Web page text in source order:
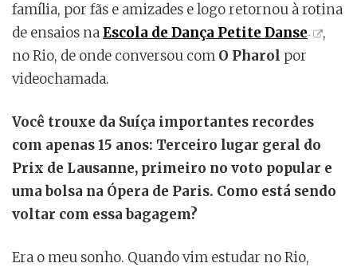
família, por fãs e amizades e logo retornou à rotina
de ensaios naEscola de Dança Petite Danse
,
no Rio, de onde conversou com O Pharol por
videochamada.
Você trouxe da Suíça importantes recordes
com apenas 15 anos: Terceiro lugar geral do
Prix de Lausanne, primeiro no voto popular e
uma bolsa na Ópera de Paris. Como está sendo
voltar com essa bagagem?
Era o meu sonho. Quando vim estudar no Rio,